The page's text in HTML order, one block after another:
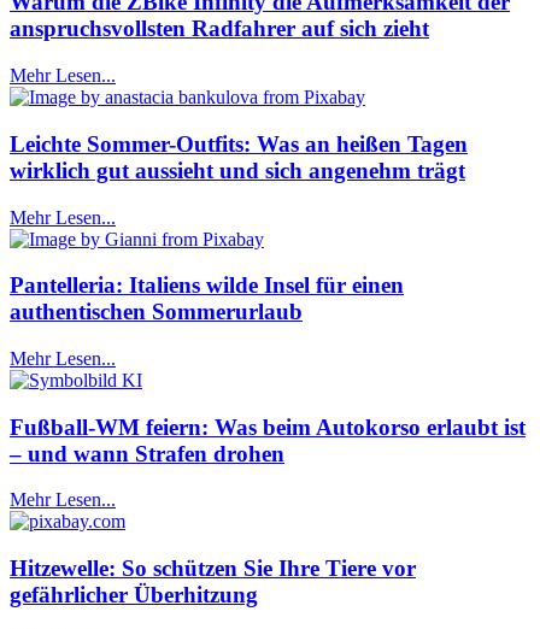
anspruchsvollsten Radfahrer auf sich zieht
Mehr Lesen...
Leichte Sommer-Outfits: Was an heißen Tagen
wirklich gut aussieht und sich angenehm trägt
Mehr Lesen...
Pantelleria: Italiens wilde Insel für einen
authentischen Sommerurlaub
Mehr Lesen...
Fußball-WM feiern: Was beim Autokorso erlaubt ist
– und wann Strafen drohen
Mehr Lesen...
Hitzewelle: So schützen Sie Ihre Tiere vor
gefährlicher Überhitzung